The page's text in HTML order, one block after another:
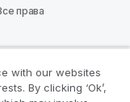
права
with our websites
By clicking ‘Ok’,